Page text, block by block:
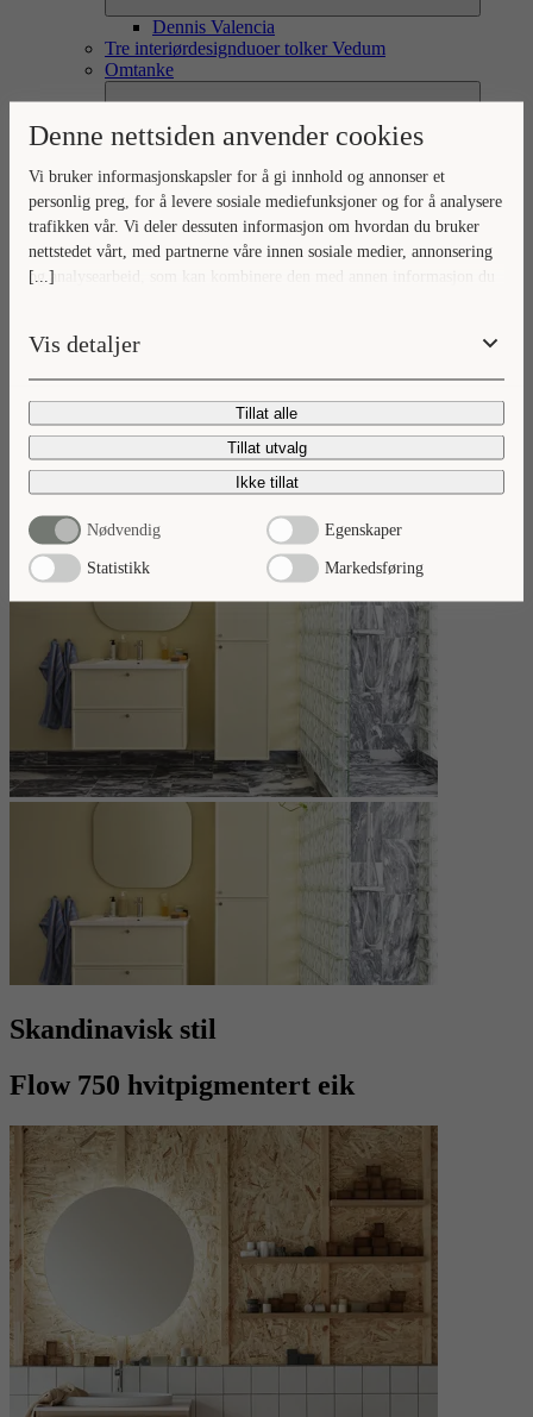
Denne nettsiden anvender cookies
[...]
Vi bruker informasjonskapsler for å gi innhold og annonser et
personlig preg, for å levere sosiale mediefunksjoner og for å analysere
trafikken vår. Vi deler dessuten informasjon om hvordan du bruker
nettstedet vårt, med partnerne våre innen sosiale medier, annonsering
og analysearbeid, som kan kombinere den med annen informasjon du
Vis detaljer
Tillat alle
Tillat utvalg
Ikke tillat
Nødvendig Egenskaper
Statistikk Markedsføring
Dennis Valencia
Tre interiørdesignduoer tolker Vedum
Omtanke
Nyheter 2026
Ta del av våre baderomsnyheter.
Les mer
Skandinavisk stil
Flow 750 hvitpigmentert eik